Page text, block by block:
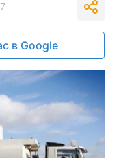
в Google